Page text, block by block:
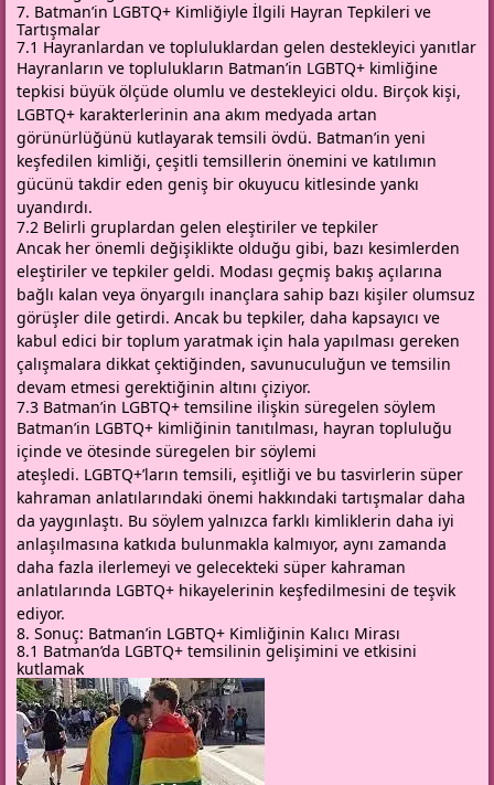
7. Batman’in LGBTQ+ Kimliğiyle İlgili Hayran Tepkileri ve
Tartışmalar
7.1 Hayranlardan ve topluluklardan gelen destekleyici yanıtlar
Hayranların ve toplulukların Batman’in LGBTQ+ kimliğine
tepkisi büyük ölçüde olumlu ve destekleyici oldu. Birçok kişi,
LGBTQ+ karakterlerinin ana akım medyada artan
görünürlüğünü kutlayarak temsili övdü. Batman’in yeni
keşfedilen kimliği, çeşitli temsillerin önemini ve katılımın
gücünü takdir eden geniş bir okuyucu kitlesinde yankı
uyandırdı.
7.2 Belirli gruplardan gelen eleştiriler ve tepkiler
Ancak her önemli değişiklikte olduğu gibi, bazı kesimlerden
eleştiriler ve tepkiler geldi. Modası geçmiş bakış açılarına
bağlı kalan veya önyargılı inançlara sahip bazı kişiler olumsuz
görüşler dile getirdi. Ancak bu tepkiler, daha kapsayıcı ve
kabul edici bir toplum yaratmak için hala yapılması gereken
çalışmalara dikkat çektiğinden, savunuculuğun ve temsilin
devam etmesi gerektiğinin altını çiziyor.
7.3 Batman’in LGBTQ+ temsiline ilişkin süregelen söylem
Batman’in LGBTQ+ kimliğinin tanıtılması, hayran topluluğu
içinde ve ötesinde süregelen bir söylemi
ateşledi. LGBTQ+’ların temsili, eşitliği ve bu tasvirlerin süper
kahraman anlatılarındaki önemi hakkındaki tartışmalar daha
da yaygınlaştı. Bu söylem yalnızca farklı kimliklerin daha iyi
anlaşılmasına katkıda bulunmakla kalmıyor, aynı zamanda
daha fazla ilerlemeyi ve gelecekteki süper kahraman
anlatılarında LGBTQ+ hikayelerinin keşfedilmesini de teşvik
ediyor.
8. Sonuç: Batman’in LGBTQ+ Kimliğinin Kalıcı Mirası
8.1 Batman’da LGBTQ+ temsilinin gelişimini ve etkisini
kutlamak